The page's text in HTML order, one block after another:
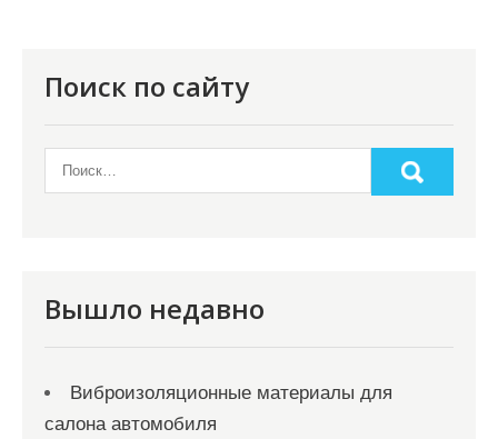
м
Поиск по сайту
Вышло недавно
Виброизоляционные материалы для
салона автомобиля